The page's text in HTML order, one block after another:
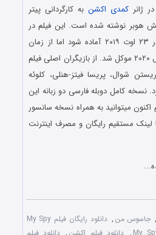
در ژانر کمدی اکشنبه کارگردانی پیتر
هوبر نوشته شده است. این فیلم در
ابتدا قرار بود برای اکران در ۲۳ اوت ۲۰۱۹ آماده شود اما از زمان
اکران به تاریخ ۱۰ ژانویه سال ۲۰۲۰ موکل شد. از بازیگران اصلی فیلم
شوال، پریسا فیتز-هنلی، کلوئه
کامل دوبله فارسی دو زبانه این
میتوانید به همراه نسخه سانسور
مستقیم رایگان و مصرف اینترنت
, جاسوس من ,
دانلود رایگان فیلم My Spy
, دانلود فیلم اکشن , دانلود فیلم